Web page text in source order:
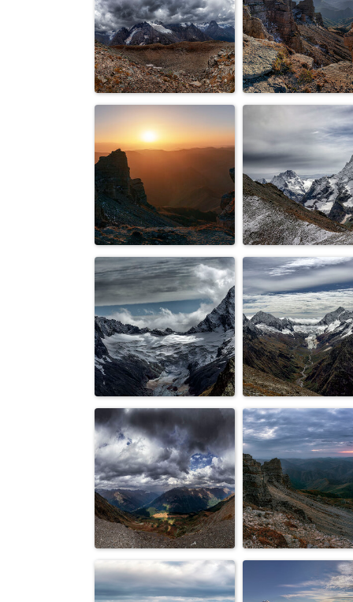
Бермамыт... Горы....
Тучи.... Кавказ...
На закате... Горы и
Ледники и
облака...
Горы...